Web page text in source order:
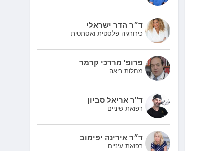
ד״ר הדר ישראלי
כירורגיה פלסטית ואסתטית
פרופ' מרדכי קרמר
מחלות ריאה
ד"ר אריאל סביון
רפואת שיניים
ד״ר אירינה יפימוב
רפואת עיניים